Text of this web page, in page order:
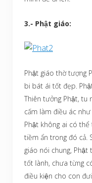
3.- Phật giáo:
Phật giáo thờ tượng
bi bát ái tốt đẹp.
Thiên tưởng Phật, tu
cấm làm điều ác
Phật không ai có
tiềm ẩn trong đó cả.
giáo nói chung,
tốt lành, chưa từng
điều kiện cho con